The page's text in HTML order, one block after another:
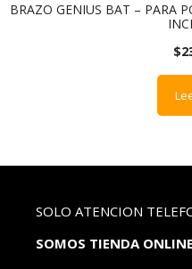
BRAZO GENIUS BAT – PARA
$
SOLO ATENCION
SOMOS TIENDA ONLINE